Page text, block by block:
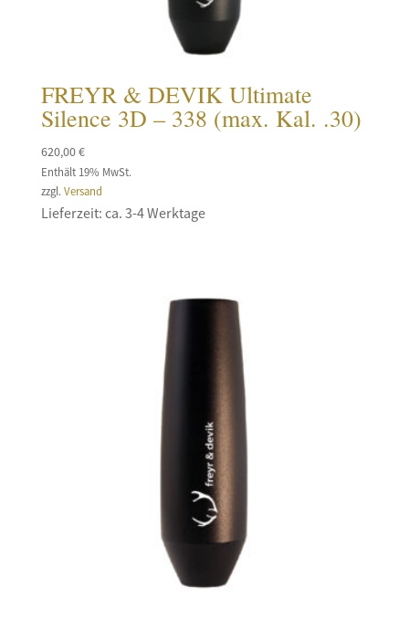
FREYR & DEVIK Ultimate
Silence 3D – 338 (max. Kal. .30)
620,00€
Enthält 19% MwSt.
zzgl.Versand
Lieferzeit: ca. 3-4 Werktage